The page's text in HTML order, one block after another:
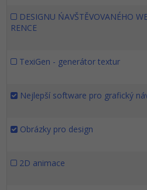
DESIGNU ŃAVŠTĚVOVANÉHO
RENCE
TexiGen - generátor textur
Nejlepší software pro grafický
Obrázky pro design
2D animace